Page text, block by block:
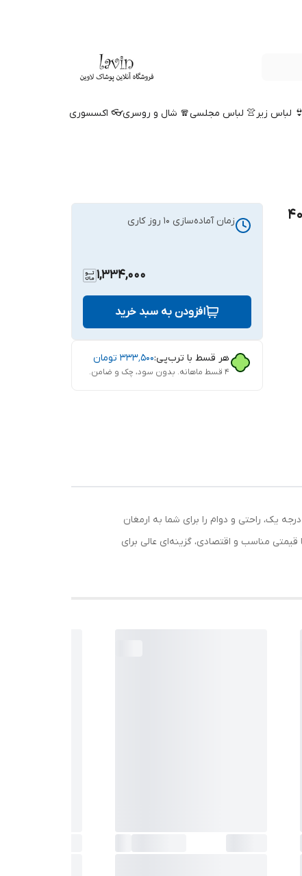
👙 لباس زیر👚 لباس مجلسی🧣 شال و روسری👓 اکسسوری
دمپایی طبی چرم مردانه مدل کیارش سایز 40
زمان آماده‌سازی 10 روز کاری
1,334,000
افزودن به سبد خرید
هر قسط با ترب‌پی:۳۳۳٬۵۰۰ تومان
۴ قسط ماهانه. بدون سود، چک و ضامن.
یک، راحتی و دوام را برای شما به ارمغان
مناسب و اقتصادی، گزینه‌ای عالی برای